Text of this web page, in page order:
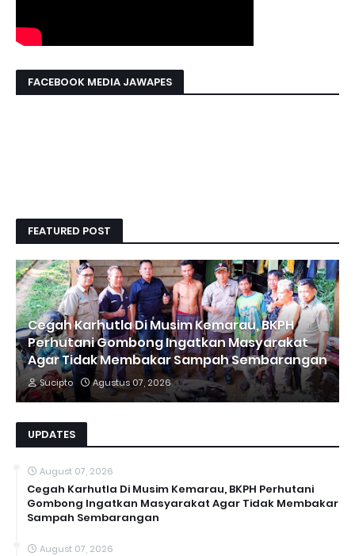
FACEBOOK MEDIA JAWAPES
FEATURED POST
Cegah Karhutla Di Musim Kemarau, BKPH
Perhutani Gombong Ingatkan Masyarakat
Agar Tidak Membakar Sampah Sembarangan
Sucipto Agustus 07, 2026
UPDATES
August 07, 2026
Cegah Karhutla Di Musim Kemarau, BKPH Perhutani
Gombong Ingatkan Masyarakat Agar Tidak Membakar
Sampah Sembarangan
August 07, 2026